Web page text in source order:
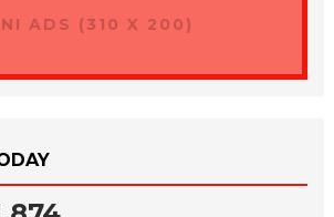
ADS (310 X 200)